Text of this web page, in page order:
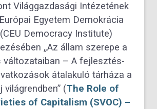
Világgazdasági Intézetének
Egyetem Demokrácia
Democracy Institute)
„Az állam szerepe a
változataiban – A fejlesztés-
átalakuló tárháza a
(The Role of
of Capitalism (SVOC) –